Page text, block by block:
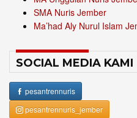
SMA Nuris Jember
Ma’had Aly Nurul Islam
SOCIAL MEDIA KAMI
pesantrennuris
pesantrennuris_jember